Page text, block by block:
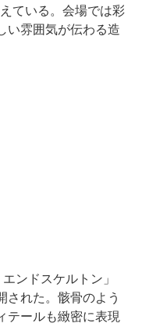
ている。会場では彩
い雰囲気が伝わる造
ンドスケルトン」
された。骸骨のよう
テールも緻密に表現